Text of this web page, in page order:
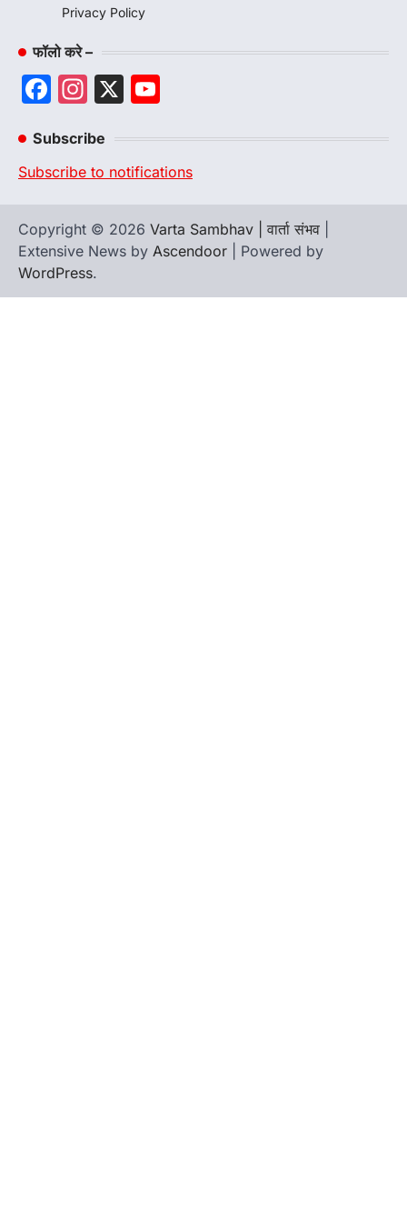
Privacy Policy
फॉलो करे –
Facebook
Instagram
X
Subscribe
Subscribe to notifications
Copyright © 2026 Varta Sambhav | वार्ता संभव
Extensive News by Ascendoor | Powered by
WordPress.